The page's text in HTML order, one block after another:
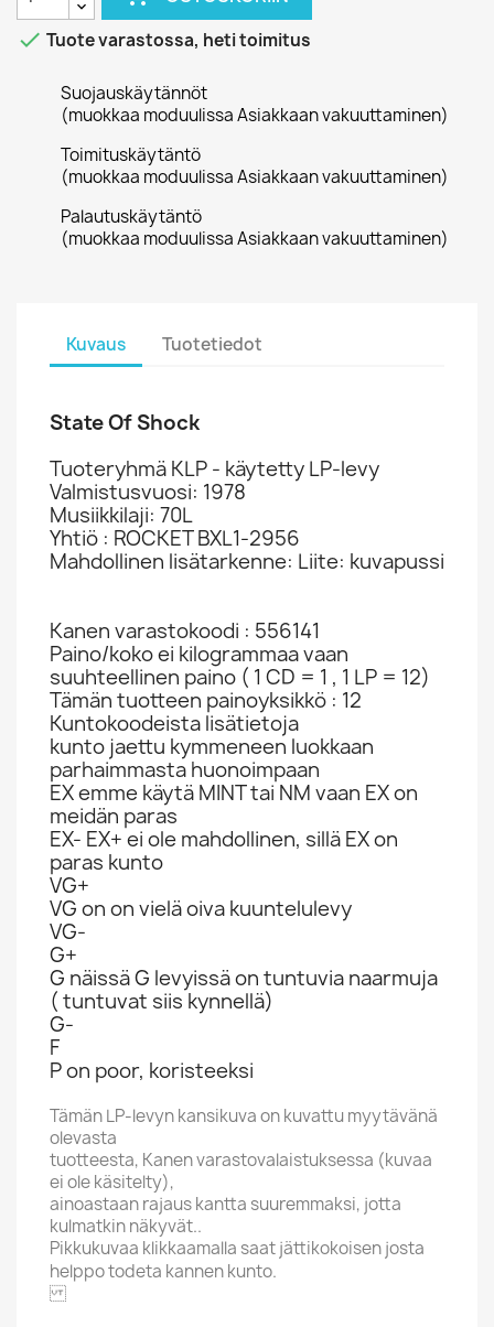
 Tuote varastossa, heti toimitus
Suojauskäytännöt
(muokkaa moduulissa Asiakkaan vakuuttaminen)
Toimituskäytäntö
(muokkaa moduulissa Asiakkaan vakuuttaminen)
Palautuskäytäntö
(muokkaa moduulissa Asiakkaan vakuuttaminen)
Kuvaus Tuotetiedot
State Of Shock
Tuoteryhmä KLP - käytetty LP-levy
Valmistusvuosi: 1978
Musiikkilaji: 70L
Yhtiö : ROCKET BXL1-2956
Mahdollinen lisätarkenne: Liite: kuvapussi
Kanen varastokoodi : 556141
Paino/koko ei kilogrammaa vaan
suuhteellinen paino ( 1 CD = 1 , 1 LP = 12)
Tämän tuotteen painoyksikkö : 12
Kuntokoodeista lisätietoja
kunto jaettu kymmeneen luokkaan
parhaimmasta huonoimpaan
EX emme käytä MINT tai NM vaan EX on
meidän paras
EX- EX+ ei ole mahdollinen, sillä EX on
paras kunto
VG+
VG on on vielä oiva kuuntelulevy
VG-
G+
G näissä G levyissä on tuntuvia naarmuja
( tuntuvat siis kynnellä)
G-
F
P on poor, koristeeksi
Tämän LP-levyn kansikuva on kuvattu myytävänä
olevasta
tuotteesta, Kanen varastovalaistuksessa (kuvaa
ei ole käsitelty),
ainoastaan rajaus kantta suuremmaksi, jotta
kulmatkin näkyvät..
Pikkukuvaa klikkaamalla saat jättikokoisen josta
helppo todeta kannen kunto.